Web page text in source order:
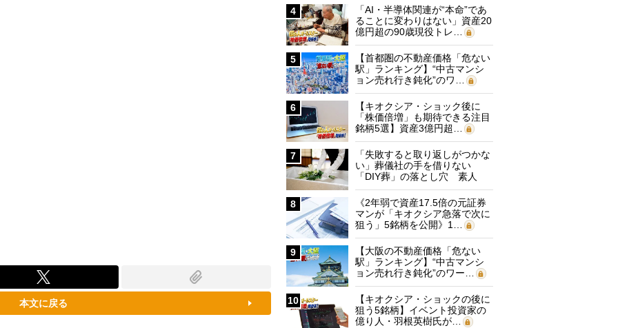
本文に戻る
4
「AI・半導体関連が“本命”であ
ることに変わりはない」資産20
億円超の90歳現役トレ…
5
【首都圏の不動産価格「危ない
駅」ランキング】“中古マンシ
ョン売れ行き鈍化”のワ…
6
【キオクシア・ショック後に
「株価倍増」も期待できる注目
銘柄5選】資産3億円超…
7
「失敗すると取り返しがつかな
い」葬儀社の手を借りない
「DIY葬」の落とし穴 素人
に…
8
《2年弱で資産17.5倍の元証券
マンが「キオクシア急落で次に
狙う」5銘柄を公開》1…
9
【大阪の不動産価格「危ない
駅」ランキング】“中古マンシ
ョン売れ行き鈍化”のワー…
10
【キオクシア・ショックの後に
狙う5銘柄】イベント投資家の
億り人・羽根英樹氏が…